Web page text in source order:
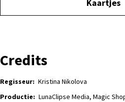
Kaartjes
Credits
Regisseur: Kristina Nikolova
Productie: LunaClipse Media, Magic